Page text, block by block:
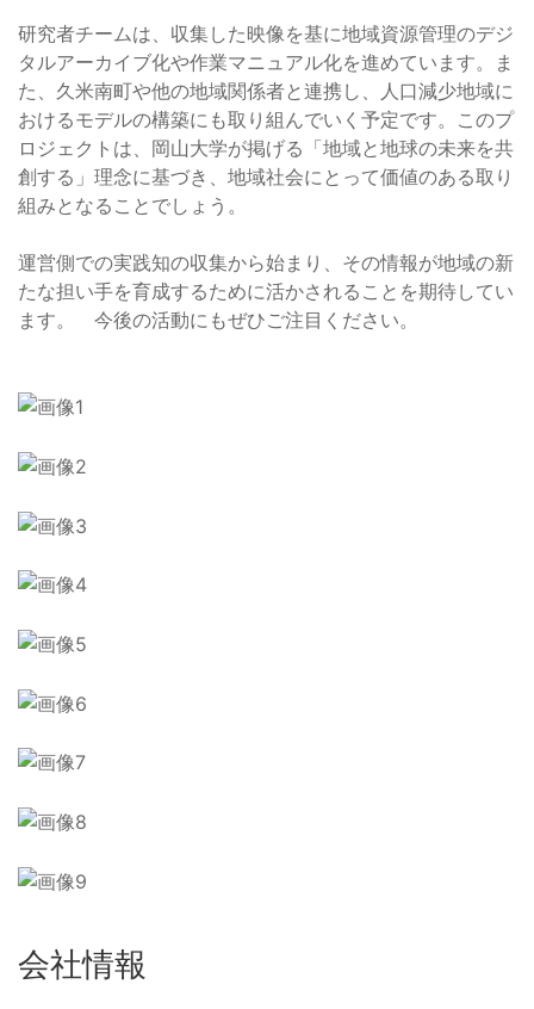
研究者チームは、収集した映像を基に地域資源管理のデジ
タルアーカイブ化や作業マニュアル化を進めています。ま
た、久米南町や他の地域関係者と連携し、人口減少地域に
おけるモデルの構築にも取り組んでいく予定です。このプ
ロジェクトは、岡山大学が掲げる「地域と地球の未来を共
創する」理念に基づき、地域社会にとって価値のある取り
組みとなることでしょう。
運営側での実践知の収集から始まり、その情報が地域の新
たな担い手を育成するために活かされることを期待してい
ます。 今後の活動にもぜひご注目ください。
会社情報